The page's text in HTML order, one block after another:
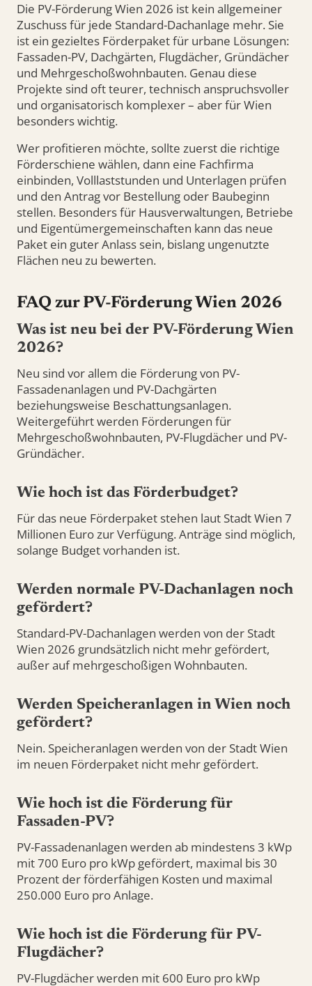
Die PV-Förderung Wien 2026 ist kein allgemeiner
Zuschuss für jede Standard-Dachanlage mehr. Sie
ist ein gezieltes Förderpaket für urbane Lösungen:
Fassaden-PV, Dachgärten, Flugdächer, Gründächer
und Mehrgeschoßwohnbauten. Genau diese
Projekte sind oft teurer, technisch anspruchsvoller
und organisatorisch komplexer – aber für Wien
besonders wichtig.
Wer profitieren möchte, sollte zuerst die richtige
Förderschiene wählen, dann eine Fachfirma
einbinden, Volllaststunden und Unterlagen prüfen
und den Antrag vor Bestellung oder Baubeginn
stellen. Besonders für Hausverwaltungen, Betriebe
und Eigentümergemeinschaften kann das neue
Paket ein guter Anlass sein, bislang ungenutzte
Flächen neu zu bewerten.
FAQ zur PV-Förderung Wien 2026
Was ist neu bei der PV-Förderung Wien
2026?
Neu sind vor allem die Förderung von PV-
Fassadenanlagen und PV-Dachgärten
beziehungsweise Beschattungsanlagen.
Weitergeführt werden Förderungen für
Mehrgeschoßwohnbauten, PV-Flugdächer und PV-
Gründächer.
Wie hoch ist das Förderbudget?
Für das neue Förderpaket stehen laut Stadt Wien 7
Millionen Euro zur Verfügung. Anträge sind möglich,
solange Budget vorhanden ist.
Werden normale PV-Dachanlagen noch
gefördert?
Standard-PV-Dachanlagen werden von der Stadt
Wien 2026 grundsätzlich nicht mehr gefördert,
außer auf mehrgeschoßigen Wohnbauten.
Werden Speicheranlagen in Wien noch
gefördert?
Nein. Speicheranlagen werden von der Stadt Wien
im neuen Förderpaket nicht mehr gefördert.
Wie hoch ist die Förderung für
Fassaden-PV?
PV-Fassadenanlagen werden ab mindestens 3 kWp
mit 700 Euro pro kWp gefördert, maximal bis 30
Prozent der förderfähigen Kosten und maximal
250.000 Euro pro Anlage.
Wie hoch ist die Förderung für PV-
Flugdächer?
PV-Flugdächer werden mit 600 Euro pro kWp